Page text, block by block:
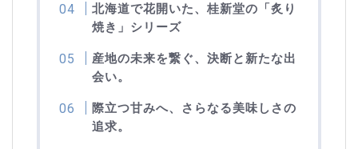
北海道で花開いた、桂新堂の「炙り
焼き」シリーズ
産地の未来を繋ぐ、決断と新たな出
会い。
際立つ甘みへ、さらなる美味しさの
追求。